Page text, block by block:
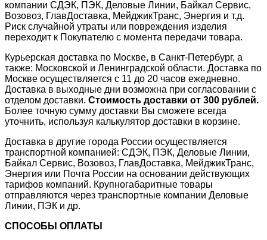
компании СДЭК, ПЭК, Деловые Линии, Байкал Сервис,
Возовоз, ГлавДоставка, МейджикТранс, Энергия и т.д.
Риск случайной утраты или повреждения изделия
переходит к Покупателю с момента передачи товара.
Курьерская доставка по Москве, в Санкт-Петербург, а
также: Московской и Ленинградской области. Доставка по
Москве осуществляется с 11 до 20 часов ежедневно.
Доставка в выходные дни возможна при согласовании с
отделом доставки. Стоимость доставки от 300 рублей.
Более точную сумму доставки Вы сможете всегда
уточнить, используя калькулятор доставки в корзине.
Доставка в другие города России осуществляется
транспортной компанией: СДЭК, ПЭК, Деловые Линии,
Байкал Сервис, Возовоз, ГлавДоставка, МейджикТранс,
Энергия или Почта России на основании действующих
тарифов компаний. Крупногабаритные товары
отправляются через транспортные компании Деловые
Линии, ПЭК и др.
СПОСОБЫ ОПЛАТЫ